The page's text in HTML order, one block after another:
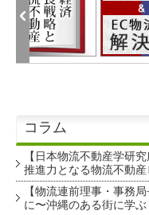
コラム
【日本物流不動産学研
推進力となる物流不動産
【物流連前理事・事務
に〜沖縄のある街に学ぶ